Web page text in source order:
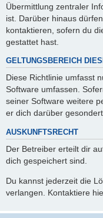
Übermittlung zentraler
ist. Darüber hinaus
kontaktieren, sofern du
gestattet hast.
GELTUNGSBEREICH
Diese Richtlinie umfasst
Software umfassen.
seiner Software weitere
er dich darüber
AUSKUNFTSRECHT
Der Betreiber erteilt dir
dich gespeichert sind.
Du kannst jederzeit die
verlangen. Kontaktiere